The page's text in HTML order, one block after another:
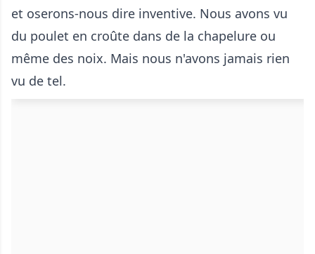
et oserons-nous dire inventive. Nous avons vu
du poulet en croûte dans de la chapelure ou
même des noix. Mais nous n'avons jamais rien
vu de tel.